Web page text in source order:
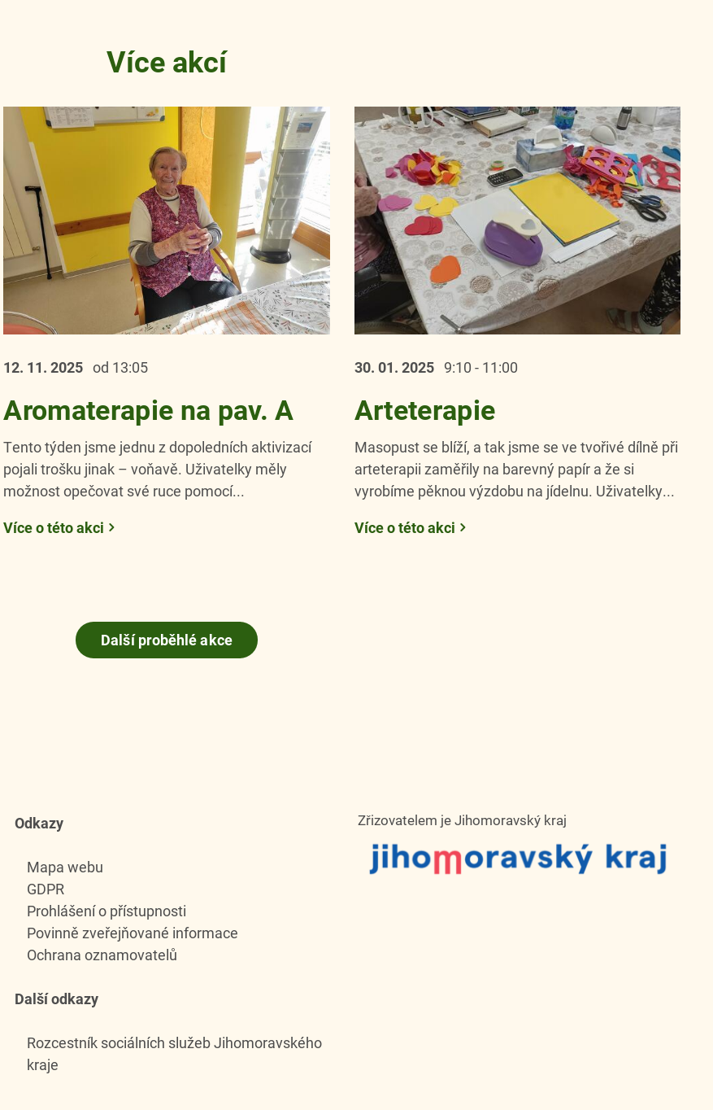
Více akcí
12. 11.2025 od 13:05
Aromaterapie na pav. A
Tento týden jsme jednu z dopoledních aktivizací
pojali trošku jinak – voňavě. Uživatelky měly
možnost opečovat své ruce pomocí...
Více o této akci
30. 01. 2025 9:10 - 11:00
Arteterapie
Masopust se blíží, a tak jsme se ve tvořivé dílně při
arteterapii zaměřily na barevný papír a že si
vyrobíme pěknou výzdobu na jídelnu. Uživatelky...
Více o této akci
Další proběhlé akce
Odkazy
Mapa webu
GDPR
Prohlášení o přístupnosti
Povinně zveřejňované informace
Ochrana oznamovatelů
Další odkazy
Rozcestník sociálních služeb Jihomoravského
kraje
Zřizovatelem je Jihomoravský kraj